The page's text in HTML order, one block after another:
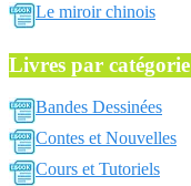
Le miroir chinois
Livres par catégorie
Bandes Dessinées
Contes et Nouvelles
Cours et Tutoriels